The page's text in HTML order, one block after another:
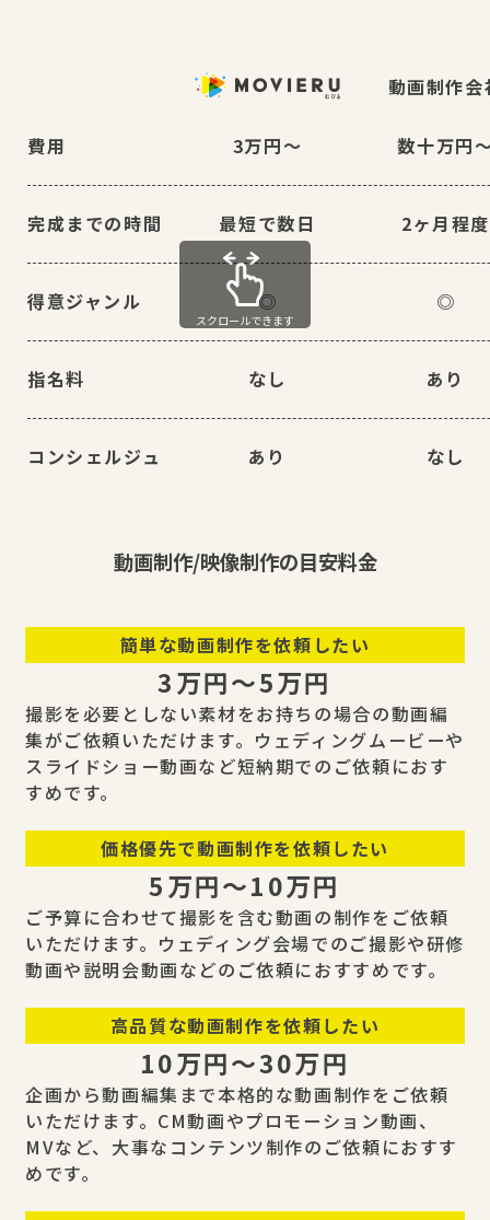
動画制作会
費用 3万円〜 数十万円
完成までの時間 最短で数日 2ヶ月程度
得意ジャンル ◎ ◎
指名料 なし あり
コンシェルジュ あり なし
スクロールできます
動画制作/映像制作の目安料金
簡単な動画制作を依頼したい
3万円〜5万円
撮影を必要としない素材をお持ちの場合の動画編
集がご依頼いただけます。ウェディングムービーや
スライドショー動画など短納期でのご依頼におす
すめです。
価格優先で動画制作を依頼したい
5万円〜10万円
ご予算に合わせて撮影を含む動画の制作をご依頼
いただけます。ウェディング会場でのご撮影や研修
動画や説明会動画などのご依頼におすすめです。
高品質な動画制作を依頼したい
10万円〜30万円
企画から動画編集まで本格的な動画制作をご依頼
いただけます。CM動画やプロモーション動画、
MVなど、大事なコンテンツ制作のご依頼におすす
めです。